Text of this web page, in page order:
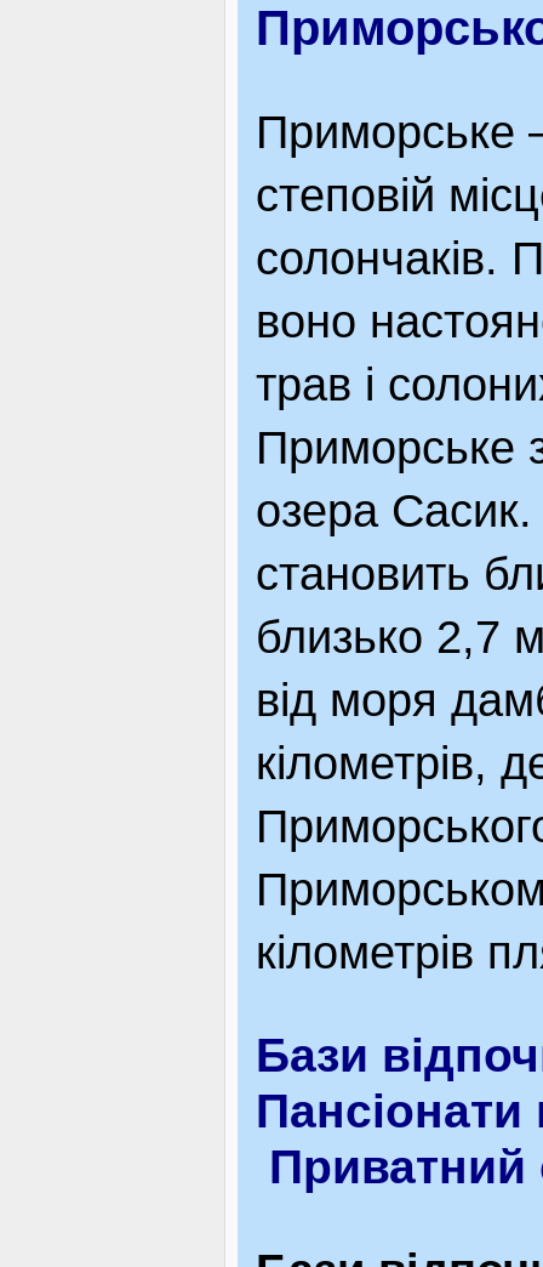
Приморське
степовій
солончаків.
воно
трав і
Приморське
озера
становить
близько 2,7
від моря
кілометрів,
кілометрів
Бази
Приватний